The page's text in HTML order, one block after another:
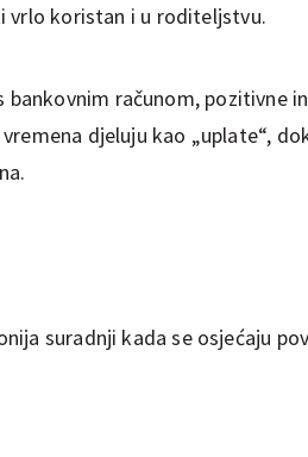
vrlo koristan i u roditeljstvu.
računom, pozitivne
djeluju kao „uplate“,
suradnji kada se osjećaju